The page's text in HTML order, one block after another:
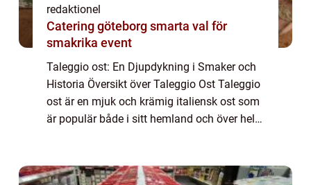
redaktionel
Catering göteborg smarta val för
smakrika event
Taleggio ost: En Djupdykning i Smaker och
Historia Översikt över Taleggio Ost Taleggio
ost är en mjuk och krämig italiensk ost som
är populär både i sitt hemland och över hela